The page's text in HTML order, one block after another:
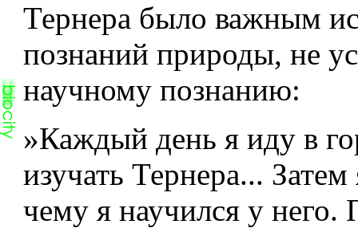
Тернера было важным
познаний природы, не
научному познанию:
»Каждый день я иду в
изучать Тернера...
чему я научился у него.